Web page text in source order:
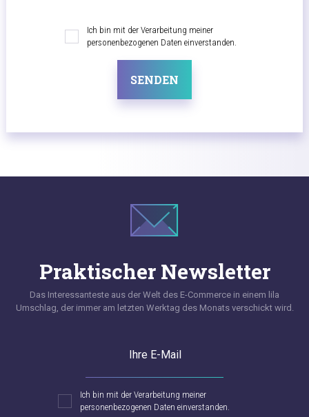
Ich bin mit der Verarbeitung meiner
personenbezogenen Daten einverstanden.
SENDEN
Praktischer Newsletter
Das Interessanteste aus der Welt des E-Commerce in einem lila
Umschlag, der immer am letzten Werktag des Monats verschickt wird.
Ihre E-Mail
Ich bin mit der Verarbeitung meiner
personenbezogenen Daten einverstanden.